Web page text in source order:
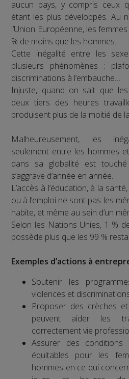
aucun pays, y compris ceux
étant les plus développés. Au
l’Union Européenne, les
% de moins que les hommes.
Cette inégalité entre les
plusieurs phénomènes :
discriminations à l’embauche…
Injuste, quand on sait que
deux tiers des heures
produisent plus de la moitié de
Malheureusement, les
seulement entre les hommes
dans sa globalité est
s’aggrave d’année en année.
L’accès à l’éducation, à la
ou à l’emploi ne sont pas les
habite, et même au sein d’un
Selon les Nations Unies, 1 %
possède plus que les 99 %
Exemples d’actions à
Soutenir les
violences et
Proposer des crèches
peuvent aider les
correctement vie
Assurer des
équitables pour les
hommes en ce qui